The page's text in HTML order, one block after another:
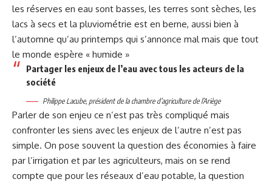
les réserves en eau sont basses, les terres sont sèches, les
lacs à secs et la pluviométrie est en berne, aussi bien à
l’automne qu’au printemps qui s’annonce mal mais que tout
le monde espère « humide »
Partager les enjeux de l’eau avec tous les acteurs de la
société
Philippe Lacube, président de la chambre d’agriculture de l’Ariège
Parler de son enjeu ce n’est pas très compliqué mais
confronter les siens avec les enjeux de l’autre n’est pas
simple. On pose souvent la question des économies à faire
par l’irrigation et par les agriculteurs, mais on se rend
compte que pour les réseaux d’eau potable, la question